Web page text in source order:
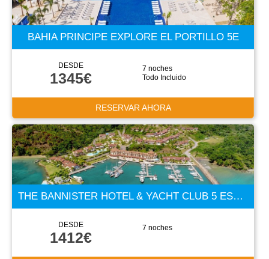
BAHIA PRINCIPE EXPLORE EL PORTILLO 5E
DESDE
1345€
7 noches
Todo Incluido
RESERVAR AHORA
THE BANNISTER HOTEL & YACHT CLUB 5 ESTRELLAS
DESDE
1412€
7 noches